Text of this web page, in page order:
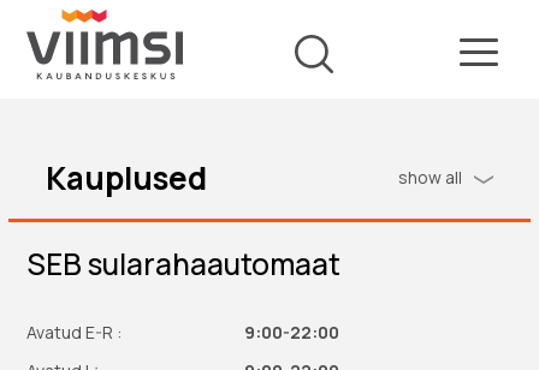
Kauplused show all
SEB sularahaautomaat
Avatud E-R :
9:00-22:00